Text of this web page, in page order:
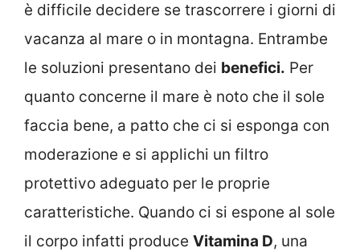
è difficile decidere se trascorrere i giorni di
vacanza al mare o in montagna. Entrambe
le soluzioni presentano dei benefici. Per
quanto concerne il mare è noto che il sole
faccia bene, a patto che ci si esponga con
moderazione e si applichi un filtro
protettivo adeguato per le proprie
caratteristiche. Quando ci si espone al sole
il corpo infatti produce Vitamina D, una